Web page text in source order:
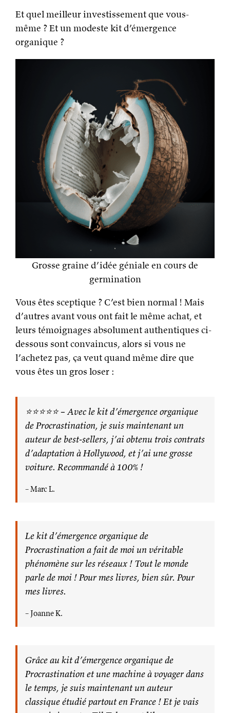
Et quel meilleur investissement que vous-
même ? Et un modeste kit d’émergence
organique ?
Grosse graine d’idée géniale en cours de
germination
Vous êtes sceptique ? C’est bien normal ! Mais
d’autres avant vous ont fait le même achat, et
leurs témoignages absolument authentiques ci-
dessous sont convaincus, alors si vous ne
l’achetez pas, ça veut quand même dire que
vous êtes un gros loser :
⭐️⭐️⭐️⭐️⭐️ – Avec le kit d’émergence organique
de Procrastination, je suis maintenant un
auteur de best-sellers, j’ai obtenu trois contrats
d’adaptation à Hollywood, et j’ai une grosse
voiture. Recommandé à 100% !
– Marc L.
Le kit d’émergence organique de
Procrastination a fait de moi un véritable
phénomène sur les réseaux ! Tout le monde
parle de moi ! Pour mes livres, bien sûr. Pour
mes livres.
– Joanne K.
Grâce au kit d’émergence organique de
Procrastination et une machine à voyager dans
le temps, je suis maintenant un auteur
classique étudié partout en France ! Et je vais